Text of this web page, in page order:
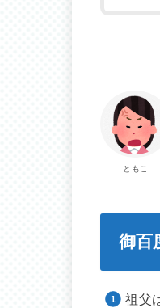
ともこ
御百
祖父